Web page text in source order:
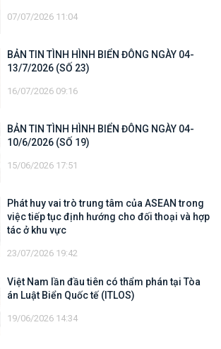
07/07/2026 11:04
BẢN TIN TÌNH HÌNH BIỂN ĐÔNG NGÀY 04-
13/7/2026 (SỐ 23)
16/07/2026 09:16
BẢN TIN TÌNH HÌNH BIỂN ĐÔNG NGÀY 04-
10/6/2026 (SỐ 19)
15/06/2026 17:51
Phát huy vai trò trung tâm của ASEAN trong
việc tiếp tục định hướng cho đối thoại và hợp
tác ở khu vực
23/07/2026 19:42
Việt Nam lần đầu tiên có thẩm phán tại Tòa
án Luật Biển Quốc tế (ITLOS)
19/06/2026 14:34